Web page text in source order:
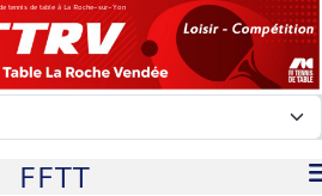
tennis de table à La Roche-sur-Yon
FFTT